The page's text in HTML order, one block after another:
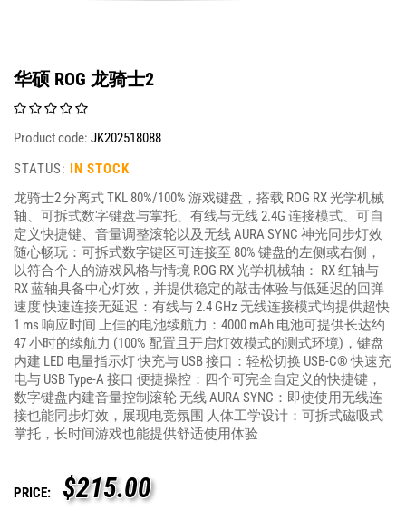
华硕 ROG 龙骑士2
Product code: JK202518088
STATUS: IN STOCK
龙骑士2 分离式 TKL 80%/100% 游戏键盘，搭载 ROG RX 光学机械
轴、可拆式数字键盘与掌托、有线与无线 2.4G 连接模式、可自
定义快捷键、音量调整滚轮以及无线 AURA SYNC 神光同步灯效
随心畅玩：可拆式数字键区可连接至 80% 键盘的左侧或右侧，
以符合个人的游戏风格与情境 ROG RX 光学机械轴： RX 红轴与
RX 蓝轴具备中心灯效，并提供稳定的敲击体验与低延迟的回弹
速度 快速连接无延迟：有线与 2.4 GHz 无线连接模式均提供超快
1 ms 响应时间 上佳的电池续航力：4000 mAh 电池可提供长达约
47 小时的续航力 (100% 配置且开启灯效模式的测式环境)，键盘
内建 LED 电量指示灯 快充与 USB 接口：轻松切换 USB-C® 快速充
电与 USB Type-A 接口 便捷操控：四个可完全自定义的快捷键，
数字键盘内建音量控制滚轮 无线 AURA SYNC：即使使用无线连
接也能同步灯效，展现电竞氛围 人体工学设计：可拆式磁吸式
掌托，长时间游戏也能提供舒适使用体验
PRICE: $215.00